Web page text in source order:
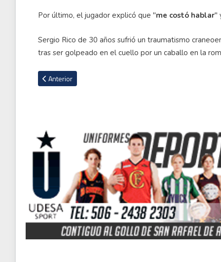
Por último, el jugador explicó que "me costó hablar"
Sergio Rico de 30 años sufrió un traumatismo
tras ser golpeado en el cuello por un caballo en la
Artículo anterior: Con muchas interrogantes inauguran el
Anterior